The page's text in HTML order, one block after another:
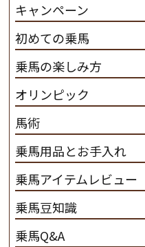
キャンペーン
初めての乗馬
乗馬の楽しみ方
オリンピック
馬術
乗馬用品とお手入れ
乗馬アイテムレビュー
乗馬豆知識
乗馬Q&A